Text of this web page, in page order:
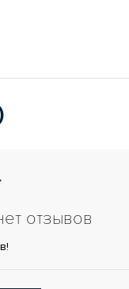
отзывов